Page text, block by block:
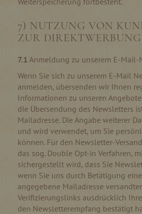
7) NUTZUNG VON
ZUR DIREKTWERBUNG
7.1 Anmeldung zu unserem E-Mail-
Wenn Sie sich zu unserem E-Mail
anmelden, übersenden wir Ihnen
Informationen zu unseren
die Übersendung des Newsletters
Mailadresse. Die Angabe weiterer
und wird verwendet, um Sie
können. Für den Newsletter-
das sog. Double Opt-in Verfahren,
sichergestellt wird, dass Sie
wenn Sie uns durch Betätigung
angegebene Mailadresse
Verifizierungslinks ausdrücklich
den Newsletterempfang bestätigt